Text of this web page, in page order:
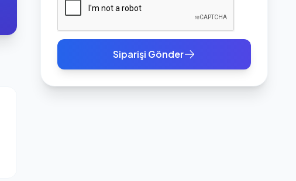
Siparişi Gönder